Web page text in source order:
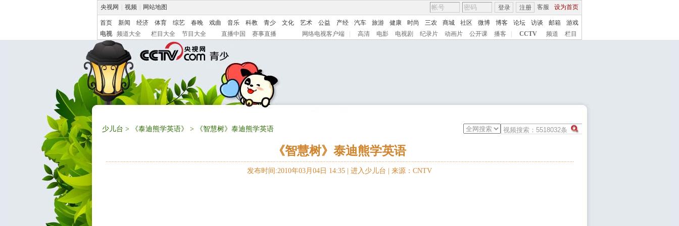
央视网 视频 网站地图 客服 设为首页
登录 注册
首页 新闻 经济 体育 综艺 春晚 戏曲 音乐 科教 青少 文化 艺术 公益 产经 汽车 旅游 健康 时尚 三农 商城 社区 微博 博客 论坛 访谈 邮箱
游戏
电视
频道大全 栏目大全 节目大全 直播中国 赛事直播 网络电视客户端 高清 电影 电视剧 纪录片 动画片 公开课 播客 CCTV 频道 栏目
少儿台 > 《泰迪熊学英语》 > 《智慧树》泰迪熊学英语
《智慧树》泰迪熊学英语
发布时间:2010年03月04日 14:35 | 进入少儿台 来源：CNTV